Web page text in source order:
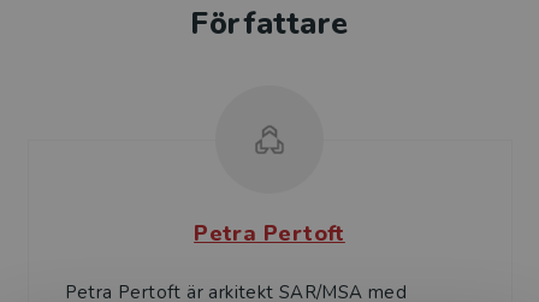
Författare
Petra Pertoft
Petra Pertoft är arkitekt SAR/MSA med